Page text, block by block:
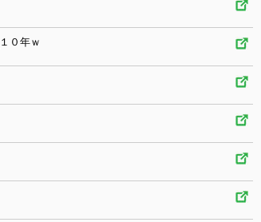
１０年ｗ